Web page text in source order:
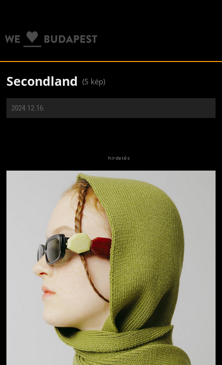
Secondland (5 kép)
2024.12.16.
Jön még kép!